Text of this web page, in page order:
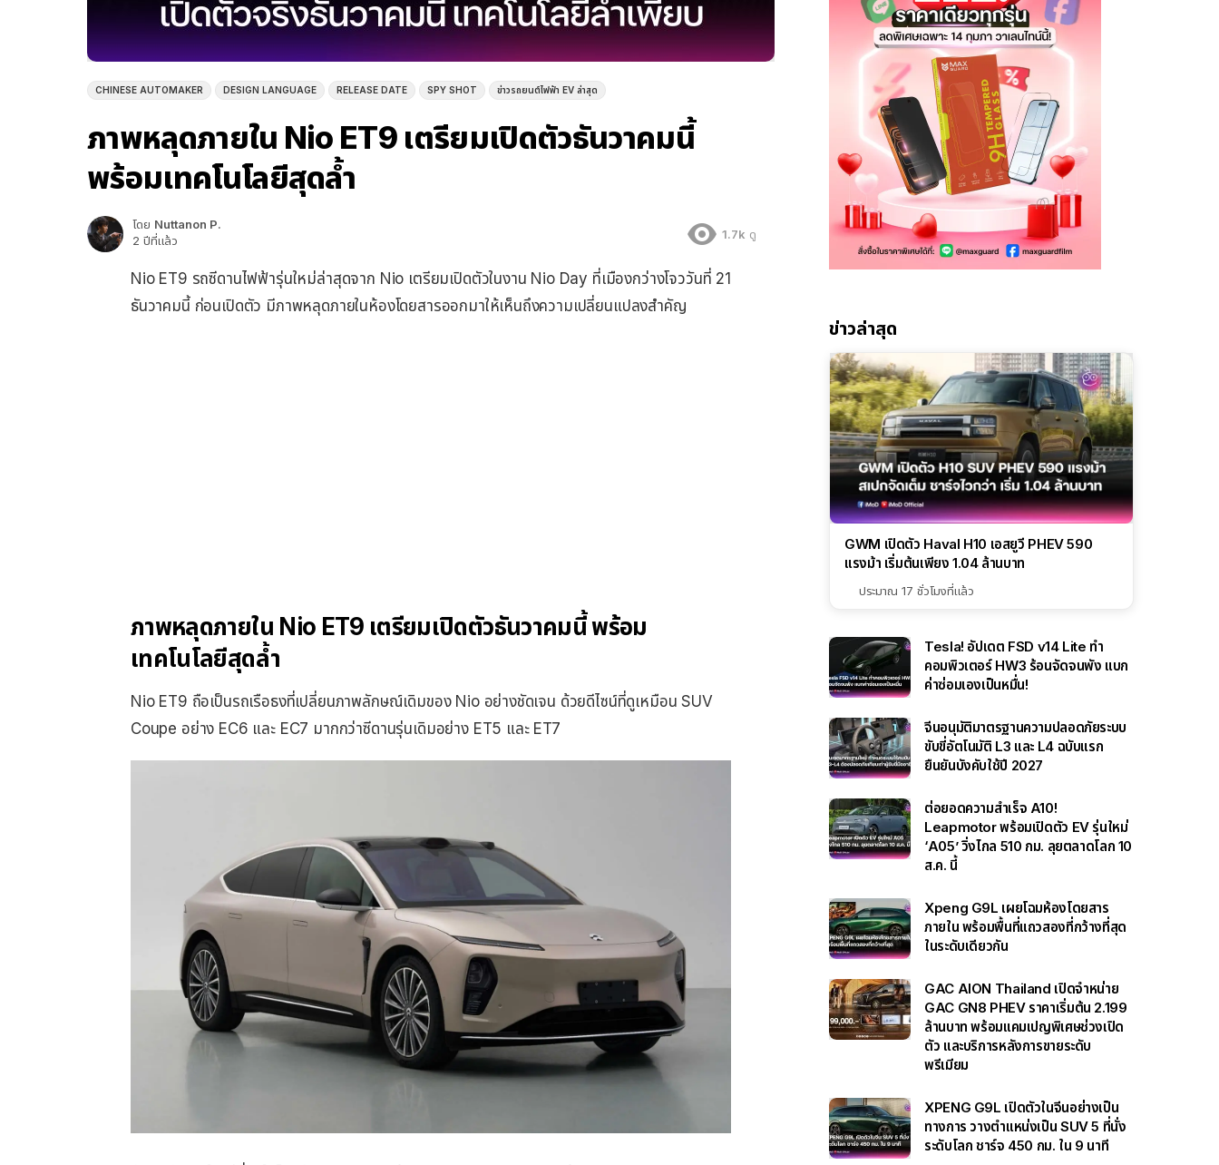
CHINESE AUTOMAKER DESIGN LANGUAGE RELEASE DATE SPY SHOT ข่าวรถยนต์ไฟฟ้า EV ล่าสุด
ภาพหลุดภายใน Nio ET9 เตรียมเปิดตัวธันวาคมนี้
พร้อมเทคโนโลยีสุดล้ำ
โดย Nuttanon P.
2 ปีที่แล้ว
1.7k ดู
Nio ET9 รถซีดานไฟฟ้ารุ่นใหม่ล่าสุดจาก Nio เตรียมเปิดตัวในงาน Nio Day ที่เมืองกว่างโจววันที่ 21
ธันวาคมนี้ ก่อนเปิดตัว มีภาพหลุดภายในห้องโดยสารออกมาให้เห็นถึงความเปลี่ยนแปลงสำคัญ
ภาพหลุดภายใน Nio ET9 เตรียมเปิดตัวธันวาคมนี้ พร้อม
เทคโนโลยีสุดล้ำ
Nio ET9 ถือเป็นรถเรือธงที่เปลี่ยนภาพลักษณ์เดิมของ Nio อย่างชัดเจน ด้วยดีไซน์ที่ดูเหมือน SUV
Coupe อย่าง EC6 และ EC7 มากกว่าซีดานรุ่นเดิมอย่าง ET5 และ ET7
ข่าวล่าสุด
GWM เปิดตัว Haval H10 เอสยูวี PHEV 590
แรงม้า เริ่มต้นเพียง 1.04 ล้านบาท
ประมาณ 17 ชั่วโมงที่แล้ว
Tesla! อัปเดต FSD v14 Lite ทำ
คอมพิวเตอร์ HW3 ร้อนจัดจนพัง แบก
ค่าซ่อมเองเป็นหมื่น!
จีนอนุมัติมาตรฐานความปลอดภัยระบบ
ขับขี่อัตโนมัติ L3 และ L4 ฉบับแรก
ยืนยันบังคับใช้ปี 2027
ต่อยอดความสำเร็จ A10!
Leapmotor พร้อมเปิดตัว EV รุ่นใหม่
‘A05’ วิ่งไกล 510 กม. ลุยตลาดโลก 10
ส.ค. นี้
Xpeng G9L เผยโฉมห้องโดยสาร
ภายใน พร้อมพื้นที่แถวสองที่กว้างที่สุด
ในระดับเดียวกัน
GAC AION Thailand เปิดจำหน่าย
GAC GN8 PHEV ราคาเริ่มต้น 2.199
ล้านบาท พร้อมแคมเปญพิเศษช่วงเปิด
ตัว และบริการหลังการขายระดับ
พรีเมียม
XPENG G9L เปิดตัวในจีนอย่างเป็น
ทางการ วางตำแหน่งเป็น SUV 5 ที่นั่ง
ระดับโลก ชาร์จ 450 กม. ใน 9 นาที